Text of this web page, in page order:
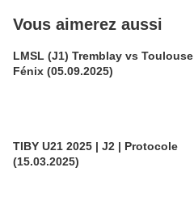
Vous aimerez aussi
LMSL (J1) Tremblay vs Toulouse
Fénix (05.09.2025)
TIBY U21 2025 | J2 | Protocole
(15.03.2025)